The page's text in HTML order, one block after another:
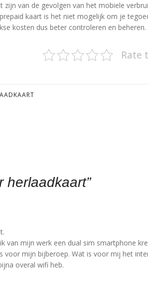
van de gevolgen van het mobiele
kaart is het niet mogelijk om je
kosten dus beter controleren en beheren.
Rate
herlaadkaart”
van mijn werk een dual sim smartphone
mijn bijberoep. Wat is voor mij het
overal wifi heb.